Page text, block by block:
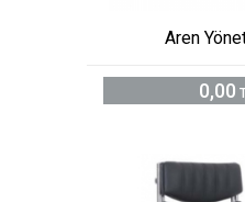
Aren
0,00